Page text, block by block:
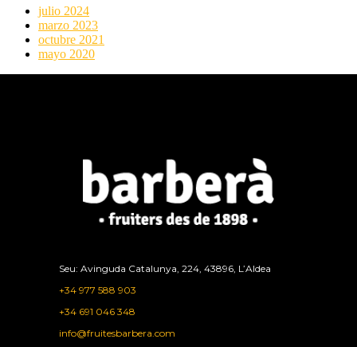
julio 2024
marzo 2023
octubre 2021
mayo 2020
Seu: Avinguda Catalunya, 224, 43896, L’Aldea
+34 977 588 903
+34 691 046 348
info@fruitesbarbera.com